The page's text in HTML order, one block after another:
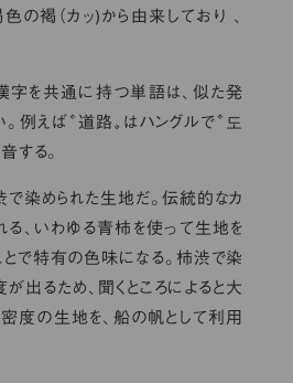
の褐（カッ)から由来しており 、
字を共通に持つ単語は、似た発
例えば〝道路〟はハングルで〝도
する。
染められた生地だ。伝統的なカ
る、いわゆる青柿を使って生地を
とで特有の色味になる。柿渋で染
出るため、聞くところによると大
度の生地を、船の帆として利用